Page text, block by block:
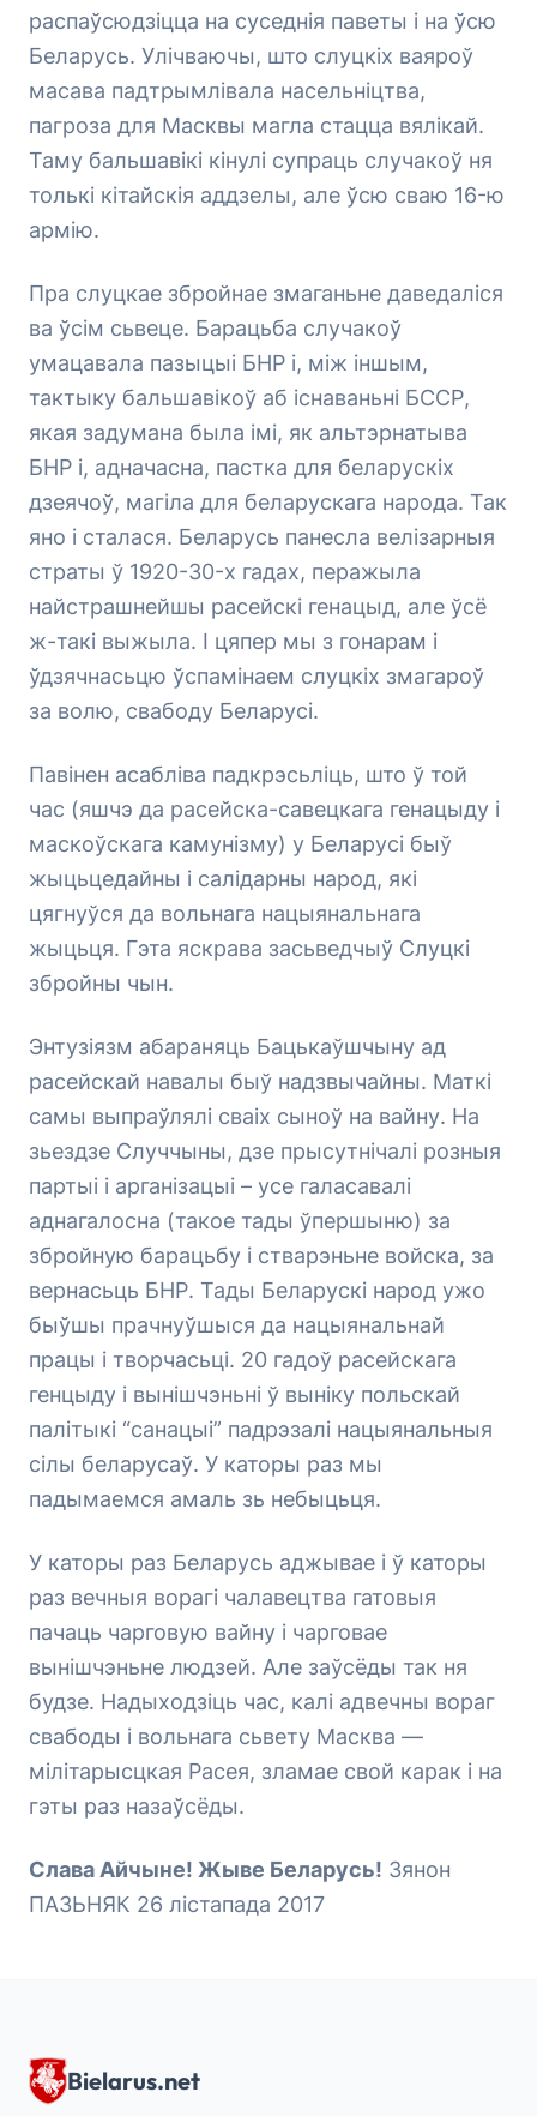
распаўсюдзіцца на суседнія паветы і на ўсю
Беларусь. Улічваючы, што слуцкіх ваяроў
масава падтрымлівала насельніцтва,
пагроза для Масквы магла стацца вялікай.
Таму бальшавікі кінулі супраць случакоў ня
толькі кітайскія аддзелы, але ўсю сваю 16-ю
армію.
Пра слуцкае збройнае змаганьне даведаліся
ва ўсім сьвеце. Барацьба случакоў
умацавала пазыцыі БНР і, між іншым,
тактыку бальшавікоў аб існаваньні БССР,
якая задумана была імі, як альтэрнатыва
БНР і, адначасна, пастка для беларускіх
дзеячоў, магіла для беларускага народа. Так
яно і сталася. Беларусь панесла велізарныя
страты ў 1920-30-х гадах, перажыла
найстрашнейшы расейскі генацыд, але ўсё
ж-такі выжыла. І цяпер мы з гонарам і
ўдзячнасьцю ўспамінаем слуцкіх змагароў
за волю, свабоду Беларусі.
Павінен асабліва падкрэсьліць, што ў той
час (яшчэ да расейска-савецкага генацыду і
маскоўскага камунізму) у Беларусі быў
жыцьцедайны і салідарны народ, які
цягнуўся да вольнага нацыянальнага
жыцьця. Гэта яскрава засьведчыў Слуцкі
збройны чын.
Энтузіязм абараняць Бацькаўшчыну ад
расейскай навалы быў надзвычайны. Маткі
самы выпраўлялі сваіх сыноў на вайну. На
зьездзе Случчыны, дзе прысутнічалі розныя
партыі і арганізацыі – усе галасавалі
аднагалосна (такое тады ўпершыню) за
збройную барацьбу і стварэньне войска, за
вернасьць БНР. Тады Беларускі народ ужо
быўшы прачнуўшыся да нацыянальнай
працы і творчасьці. 20 гадоў расейскага
генцыду і вынішчэньні ў выніку польскай
палітыкі “санацыі” падрэзалі нацыянальныя
сілы беларусаў. У каторы раз мы
падымаемся амаль зь небыцьця.
У каторы раз Беларусь аджывае і ў каторы
раз вечныя ворагі чалавецтва гатовыя
пачаць чарговую вайну і чарговае
вынішчэньне людзей. Але заўсёды так ня
будзе. Надыходзіць час, калі адвечны вораг
свабоды і вольнага сьвету Масква —
мілітарысцкая Расея, зламае свой карак і на
гэты раз назаўсёды.
Слава Айчыне! Жыве Беларусь! Зянон
ПАЗЬНЯК 26 лістапада 2017
Bielarus.net